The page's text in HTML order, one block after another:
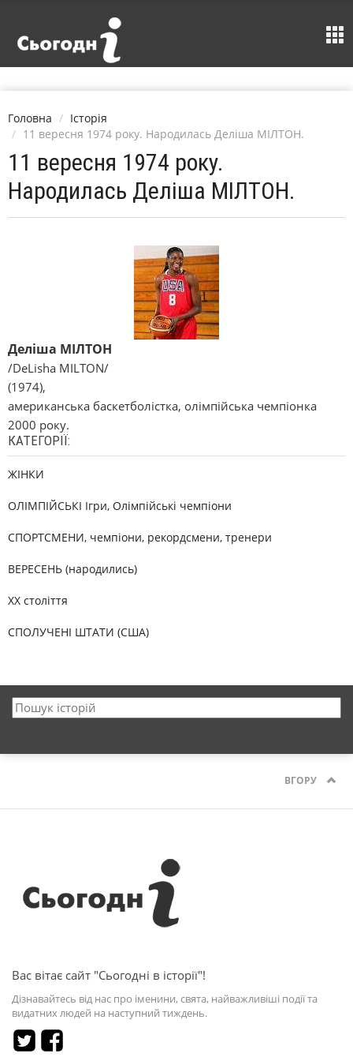
Головна
Історія
11 вересня 1974 року. Народилась Деліша МІЛТОН.
11 вересня 1974 року.
Народилась Деліша МІЛТОН.
Деліша МІЛТОН
/DeLisha MILTON/
(1974),
американська баскетболістка, олімпійська чемпіонка
2000 року.
КАТЕГОРІЇ:
ЖІНКИ
ОЛІМПІЙСЬКІ Ігри, Олімпійські чемпіони
СПОРТСМЕНИ, чемпіони, рекордсмени, тренери
ВЕРЕСЕНЬ (народились)
XX століття
СПОЛУЧЕНІ ШТАТИ (США)
ВГОРУ
Вас вітає сайт "Сьогодні в історії"!
Дізнавайтесь від нас про іменини, свята, найважливіші події та
видатних людей на наступний тиждень.